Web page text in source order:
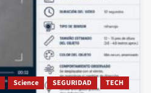
Science SEGURIDAD
TECH